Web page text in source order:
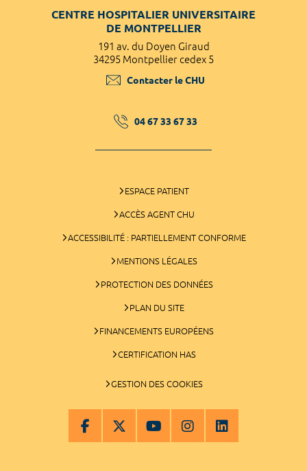
CENTRE HOSPITALIER UNIVERSITAIRE
DE MONTPELLIER
191 av. du Doyen Giraud
34295 Montpellier cedex 5
Contacter le CHU
04 67 33 67 33
ESPACE PATIENT
ACCÈS AGENT CHU
ACCESSIBILITÉ : PARTIELLEMENT CONFORME
MENTIONS LÉGALES
PROTECTION DES DONNÉES
PLAN DU SITE
FINANCEMENTS EUROPÉENS
CERTIFICATION HAS
GESTION DES COOKIES